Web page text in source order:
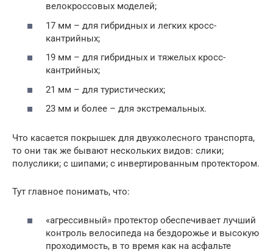
велокроссовых моделей;
17 мм – для гибридных и легких кросс-
кантрийных;
19 мм – для гибридных и тяжелых кросс-
кантрийных;
21 мм – для туристических;
23 мм и более – для экстремальных.
Что касается покрышек для двухколесного транспорта,
то они так же бывают нескольких видов: слики;
полуслики; с шипами; с инвертированным протектором.
Тут главное понимать, что:
«агрессивный» протектор обеспечивает лучший
контроль велосипеда на бездорожье и высокую
проходимость, в то время как на асфальте